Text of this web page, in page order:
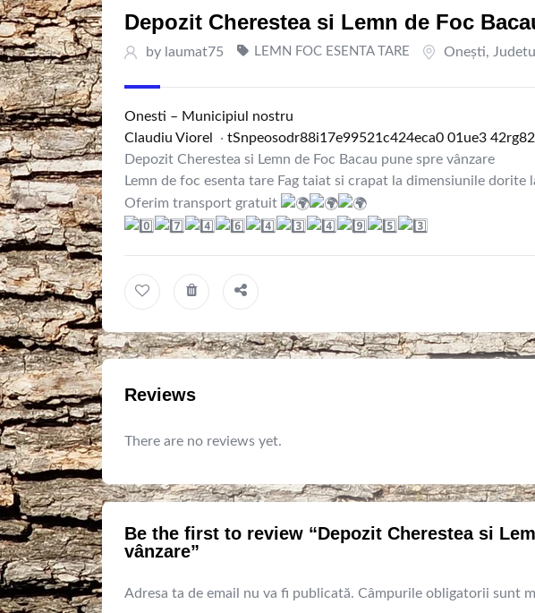
Depozit Cherestea si Lemn de Foc
by laumat75 LEMN FOC ESENTA TARE Oneşti,
Onesti – Municipiul nostru
Claudiu Viorel
· tSnpeosodr88i1 7e99521 c424eca0 01 ue3 42rg82
Depozit Cherestea si Lemn de Foc Bacau pune spre vânzare
Lemn de foc esenta tare Fag taiat si crapat la dimensiunile dorite
Oferim transport gratuit
Reviews
There are no reviews yet.
Be the first to review “Depozit Cherestea si
vânzare”
Adresa ta de email nu va fi publicată. Câmpurile obligatorii sunt